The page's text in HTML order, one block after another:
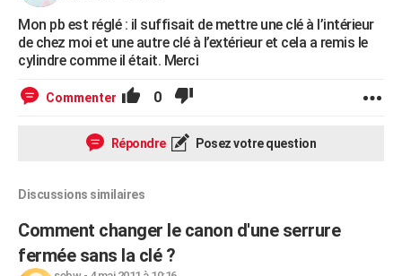
Mon pb est réglé : il suffisait de mettre une clé à l’intérieur
de chez moi et une autre clé à l’extérieur et cela a remis le
cylindre comme il était. Merci
Commenter 0
Répondre Posez votre question
Discussions similaires
Comment changer le canon d'une serrure
fermée sans la clé ?